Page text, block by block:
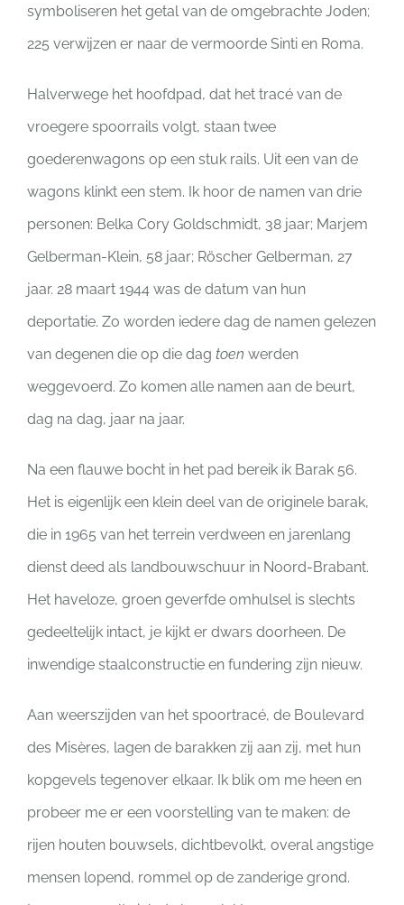
symboliseren het getal van de omgebrachte Joden;
225 verwijzen er naar de vermoorde Sinti en Roma.
Halverwege het hoofdpad, dat het tracé van de
vroegere spoorrails volgt, staan twee
goederenwagons op een stuk rails. Uit een van de
wagons klinkt een stem. Ik hoor de namen van drie
personen: Belka Cory Goldschmidt, 38 jaar; Marjem
Gelberman-Klein, 58 jaar; Röscher Gelberman, 27
jaar. 28 maart 1944 was de datum van hun
deportatie. Zo worden iedere dag de namen gelezen
van degenen die op die dag toen werden
weggevoerd. Zo komen alle namen aan de beurt,
dag na dag, jaar na jaar.
Na een flauwe bocht in het pad bereik ik Barak 56.
Het is eigenlijk een klein deel van de originele barak,
die in 1965 van het terrein verdween en jarenlang
dienst deed als landbouwschuur in Noord-Brabant.
Het haveloze, groen geverfde omhulsel is slechts
gedeeltelijk intact, je kijkt er dwars doorheen. De
inwendige staalconstructie en fundering zijn nieuw.
Aan weerszijden van het spoortracé, de Boulevard
des Misères, lagen de barakken zij aan zij, met hun
kopgevels tegenover elkaar. Ik blik om me heen en
probeer me er een voorstelling van te maken: de
rijen houten bouwsels, dichtbevolkt, overal angstige
mensen lopend, rommel op de zanderige grond.